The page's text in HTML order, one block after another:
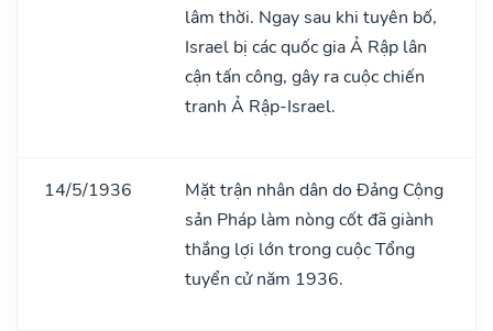
lâm thời. Ngay sau khi tuyên bố,
Israel bị các quốc gia Ả Rập lân
cận tấn công, gây ra cuộc chiến
tranh Ả Rập-Israel.
14/5/1936
Mặt trận nhân dân do Đảng Cộng
sản Pháp làm nòng cốt đã giành
thắng lợi lớn trong cuộc Tổng
tuyển cử năm 1936.